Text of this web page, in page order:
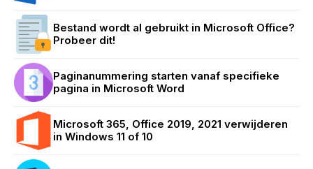
Bestand wordt al gebruikt in Microsoft Office?
Probeer dit!
Paginanummering starten vanaf specifieke
pagina in Microsoft Word
Microsoft 365, Office 2019, 2021 verwijderen
in Windows 11 of 10